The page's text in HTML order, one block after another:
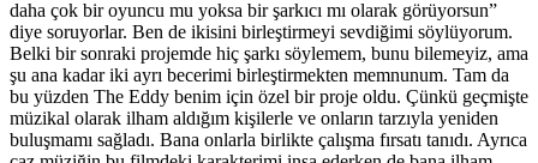
daha çok bir oyuncu mu yoksa bir şarkıcı mı olarak görüyorsun”
diye soruyorlar. Ben de ikisini birleştirmeyi sevdiğimi söylüyorum.
Belki bir sonraki projemde hiç şarkı söylemem, bunu bilemeyiz, ama
şu ana kadar iki ayrı becerimi birleştirmekten memnunum. Tam da
bu yüzden The Eddy benim için özel bir proje oldu. Çünkü geçmişte
müzikal olarak ilham aldığım kişilerle ve onların tarzıyla yeniden
buluşmamı sağladı. Bana onlarla birlikte çalışma fırsatı tanıdı. Ayrıca